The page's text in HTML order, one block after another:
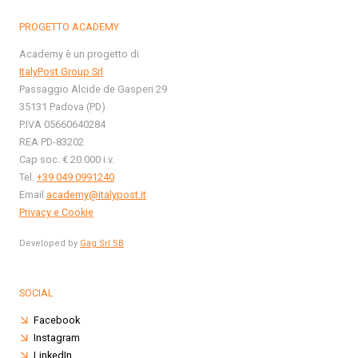
PROGETTO ACADEMY
Academy è un progetto di
ItalyPost Group Srl
Passaggio Alcide de Gasperi 29
35131 Padova (PD)
P.IVA 05660640284
REA PD-83202
Cap soc. € 20.000 i.v.
Tel. +39 049 0991240
Email academy@italypost.it
Privacy e Cookie
Developed by Gag Srl SB
SOCIAL
Facebook
Instagram
LinkedIn